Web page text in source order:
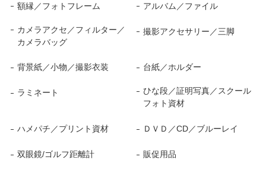
額縁／フォトフレーム アルバム／ファイル
カメラアクセ／フィルター／
カメラバッグ
撮影アクセサリー／三脚
背景紙／小物／撮影衣装 台紙／ホルダー
ラミネート
ひな段／証明写真／スクール
フォト資材
ハメパチ／プリント資材 ＤＶＤ／CD／ブルーレイ
双眼鏡/ゴルフ距離計 販促用品